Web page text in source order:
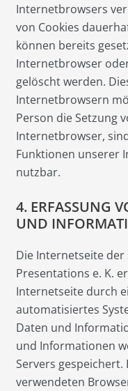
Internetbrowsers
von Cookies
können bereits
Internetbrowser
gelöscht werden.
Internetbrowsern
Person die Setzung
Internetbrowser,
Funktionen unserer
nutzbar.
4. ERFASSUNG
UND
Die Internetseite der
Presentations e. K.
Internetseite durch
automatisiertes
Daten und
und Informationen
Servers gespeichert.
verwendeten